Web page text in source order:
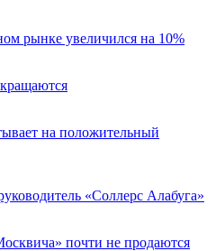
рынке увеличился на 10%
на положительный
«Соллерс Алабуга»
почти не продаются